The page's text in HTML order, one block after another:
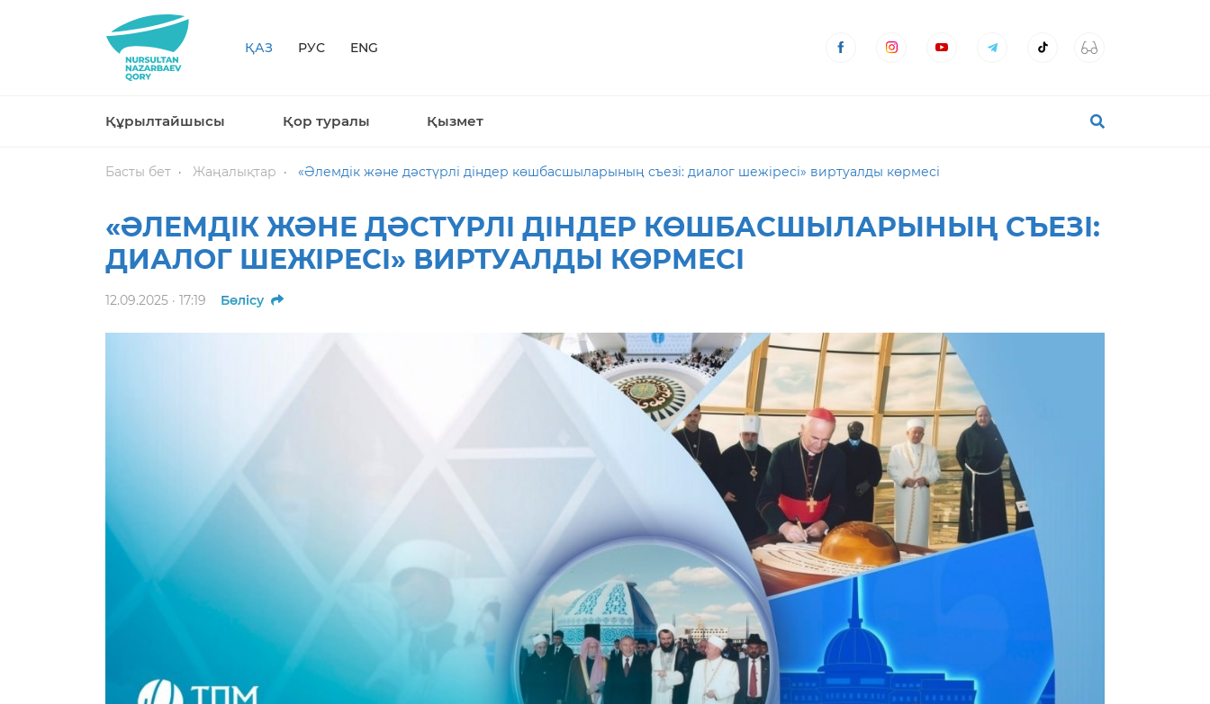
ҚАЗ РУС ENG
Құрылтайшысы Қор туралы Қызмет
Басты бет Жаңалықтар «Әлемдік және дәстүрлі діндер көшбасшыларының съезі: диалог шежіресі» виртуалды көрмесі
«ӘЛЕМДІК ЖӘНЕ ДӘСТҮРЛІ ДІНДЕР КӨШБАСШЫЛАРЫНЫҢ СЪЕЗІ:
ДИАЛОГ ШЕЖІРЕСІ» ВИРТУАЛДЫ КӨРМЕСІ
12.09.2025 · 17:19 Бөлісу